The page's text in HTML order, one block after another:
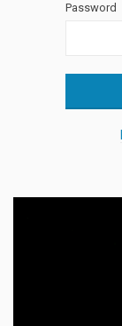
Password